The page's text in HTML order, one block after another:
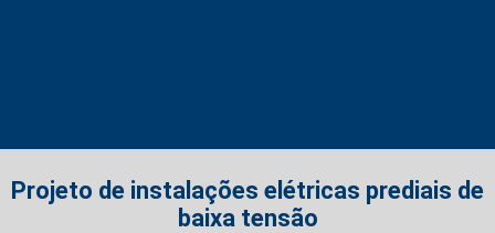
Projeto de instalações elétricas prediais de
baixa tensão